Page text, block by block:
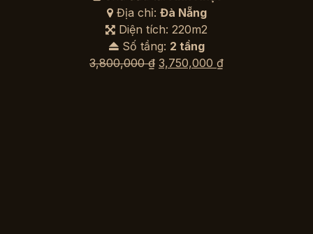
Địa chỉ: Đà Nẵng
Diện tích: 220m2
Số tầng: 2 tầng
3,800,000₫ Giá
3,750,000 ₫Giá